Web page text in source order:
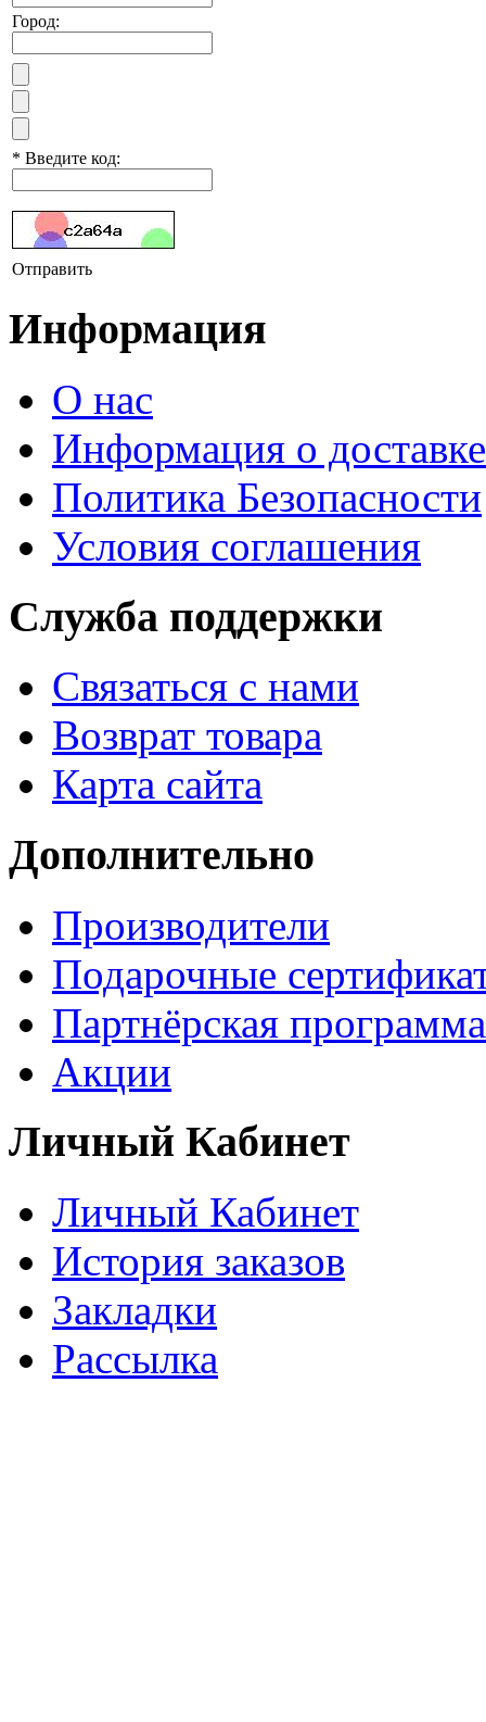
Город:
* Введите код:
Отправить
Информация
О нас
Информация о доставке
Политика Безопасности
Условия соглашения
Служба поддержки
Связаться с нами
Возврат товара
Карта сайта
Дополнительно
Производители
Подарочные
Партнёрская программа
Акции
Личный Кабинет
Личный Кабинет
История заказов
Закладки
Рассылка